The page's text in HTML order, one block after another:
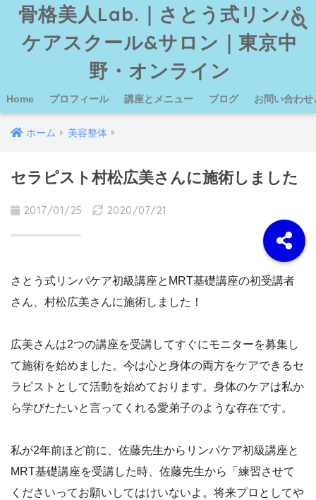
骨格美人Lab.｜さとう式リンパ
ケアスクール&サロン｜東京中
野・オンライン
Home プロフィール 講座とメニュー ブログ お問い合わせ
ホーム 美容整体
セラピスト村松広美さんに施術しました
2017/01/25 2020/07/21
さとう式リンパケア初級講座とMRT基礎講座の初受講者
さん、村松広美さんに施術しました！
広美さんは2つの講座を受講してすぐにモニターを募集し
て施術を始めました。今は心と身体の両方をケアできるセ
ラピストとして活動を始めております。身体のケアは私か
ら学びたたいと言ってくれる愛弟子のような存在です。
私が2年前ほど前に、佐藤先生からリンパケア初級講座と
MRT基礎講座を受講した時、佐藤先生から「練習させて
くださいってお願いしてはけいないよ。将来プロとしてや